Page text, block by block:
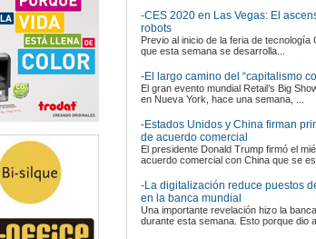
-CES 2020 en Las Vegas: El
robots
Previo al inicio de la feria de tecnología
que esta semana se desarrolla...
-El largo camino del “capitalismo
El gran evento mundial Retail’s Big
en Nueva York, hace una semana, ...
-Estados Unidos y China firman
de acuerdo comercial
El presidente Donald Trump firmó el
acuerdo comercial con China que se
-La digitalización reduce puestos
en la banca mundial
Una importante revelación hizo la
durante esta semana. Esto porque dio